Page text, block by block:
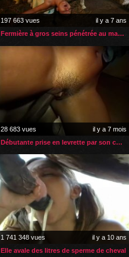
197 663 vues
il y a 7 ans
Fermière à gros seins pénétrée au maximum par son âne
28 683 vues
il y a 7 mois
Débutante prise en levrette par son cheval
1 741 348 vues
il y a 10 ans
Elle avale des litres de sperme de cheval